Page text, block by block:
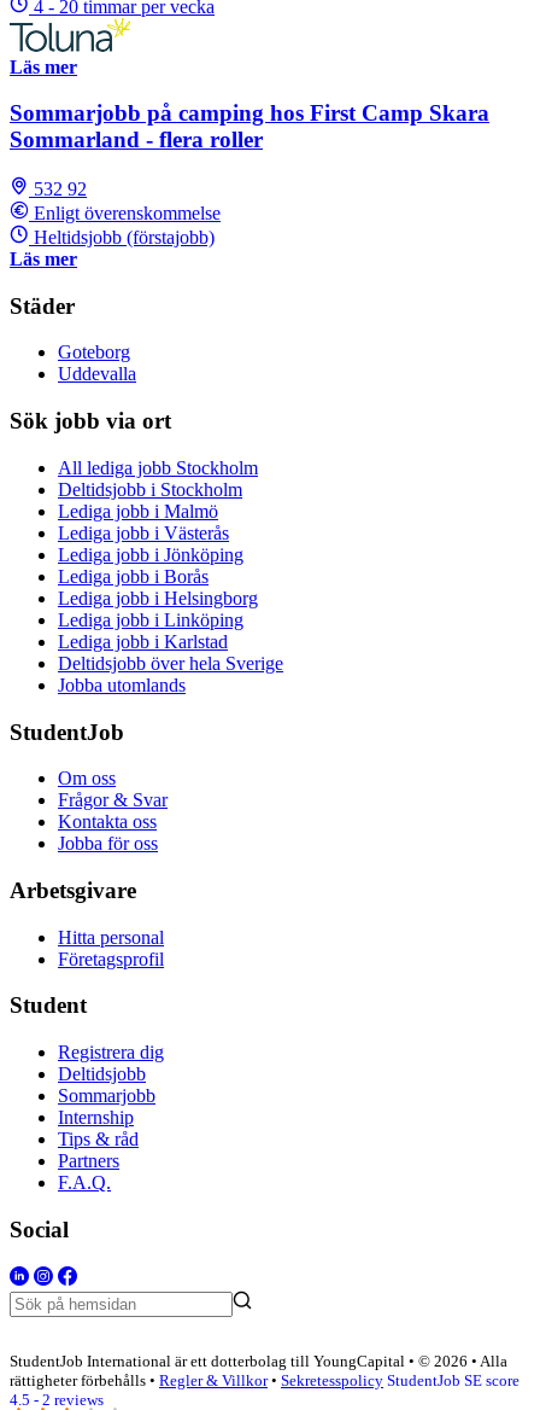
4 - 20 timmar per vecka
Läs mer
Sommarjobb på camping hos First Camp Skara
Sommarland - flera roller
532 92
Enligt överenskommelse
Heltidsjobb (förstajobb)
Läs mer
Städer
Goteborg
Uddevalla
Sök jobb via ort
All lediga jobb Stockholm
Deltidsjobb i Stockholm
Lediga jobb i Malmö
Lediga jobb i Västerås
Lediga jobb i Jönköping
Lediga jobb i Borås
Lediga jobb i Helsingborg
Lediga jobb i Linköping
Lediga jobb i Karlstad
Deltidsjobb över hela Sverige
Jobba utomlands
StudentJob
Om oss
Frågor & Svar
Kontakta oss
Jobba för oss
Arbetsgivare
Hitta personal
Företagsprofil
Student
Registrera dig
Deltidsjobb
Sommarjobb
Internship
Tips & råd
Partners
F.A.Q.
Social
StudentJob International är ett dotterbolag till YoungCapital • © 2026 • Alla
rättigheter förbehålls • Regler & Villkor• Sekretesspolicy StudentJob SE score
4.5 - 2 reviews